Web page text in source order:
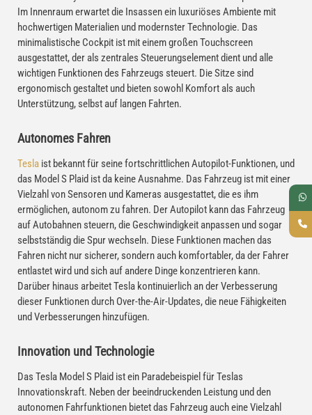
Im Innenraum erwartet die Insassen ein luxuriöses Ambiente mit
hochwertigen Materialien und modernster Technologie. Das
minimalistische Cockpit ist mit einem großen Touchscreen
ausgestattet, der als zentrales Steuerungselement dient und alle
wichtigen Funktionen des Fahrzeugs steuert. Die Sitze sind
ergonomisch gestaltet und bieten sowohl Komfort als auch
Unterstützung, selbst auf langen Fahrten.
Autonomes Fahren
Tesla ist bekannt für seine fortschrittlichen Autopilot-Funktionen, und
das Model S Plaid ist da keine Ausnahme. Das Fahrzeug ist mit einer
Vielzahl von Sensoren und Kameras ausgestattet, die es ihm
ermöglichen, autonom zu fahren. Der Autopilot kann das Fahrzeug
auf Autobahnen steuern, die Geschwindigkeit anpassen und sogar
selbstständig die Spur wechseln. Diese Funktionen machen das
Fahren nicht nur sicherer, sondern auch komfortabler, da der Fahrer
entlastet wird und sich auf andere Dinge konzentrieren kann.
Darüber hinaus arbeitet Tesla kontinuierlich an der Verbesserung
dieser Funktionen durch Over-the-Air-Updates, die neue Fähigkeiten
und Verbesserungen hinzufügen.
Innovation und Technologie
Das Tesla Model S Plaid ist ein Paradebeispiel für Teslas
Innovationskraft. Neben der beeindruckenden Leistung und den
autonomen Fahrfunktionen bietet das Fahrzeug auch eine Vielzahl